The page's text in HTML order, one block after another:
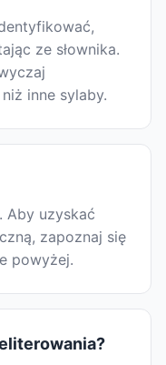
ze słownika.
inne sylaby.
Aby uzyskać
zapoznaj się
powyżej.